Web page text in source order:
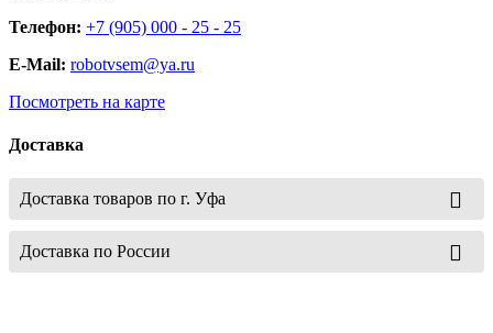
Телефон: +7 (905) 000 - 25 - 25
E-Mail: robotvsem@ya.ru
Посмотреть на карте
Доставка
Доставка товаров по г. Уфа
Доставка по России